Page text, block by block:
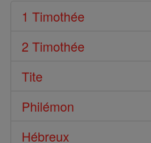
1 Timothée
2 Timothée
Tite
Philémon
Hébreux